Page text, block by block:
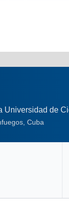
Universidad de
Cuba